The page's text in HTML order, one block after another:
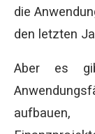
die
den letzten
Aber es